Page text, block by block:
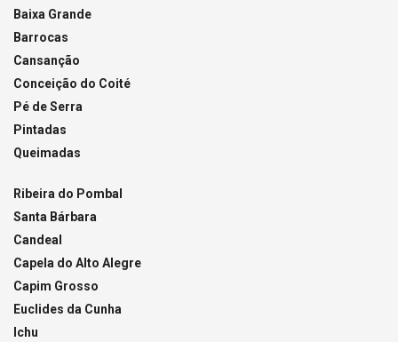
Baixa Grande
Barrocas
Cansanção
Conceição do Coité
Pé de Serra
Pintadas
Queimadas
Ribeira do Pombal
Santa Bárbara
Candeal
Capela do Alto Alegre
Capim Grosso
Euclides da Cunha
Ichu